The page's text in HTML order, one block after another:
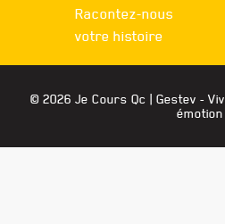
Racontez-nous
votre histoire
© 2026 Je Cours Qc | Gestev -
émotion